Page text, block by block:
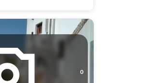
0